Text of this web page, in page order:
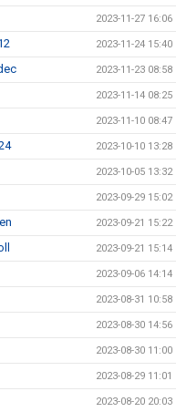
2023-11-27 16:06
2023-11-24 15:40
2023-11-23 08:58
2023-11-14 08:25
2023-11-10 08:47
2023-10-10 13:28
2023-10-05 13:32
2023-09-29 15:02
2023-09-21 15:22
2023-09-21 15:14
2023-09-06 14:14
2023-08-31 10:58
2023-08-30 14:56
2023-08-30 11:00
2023-08-29 11:01
2023-08-20 20:03